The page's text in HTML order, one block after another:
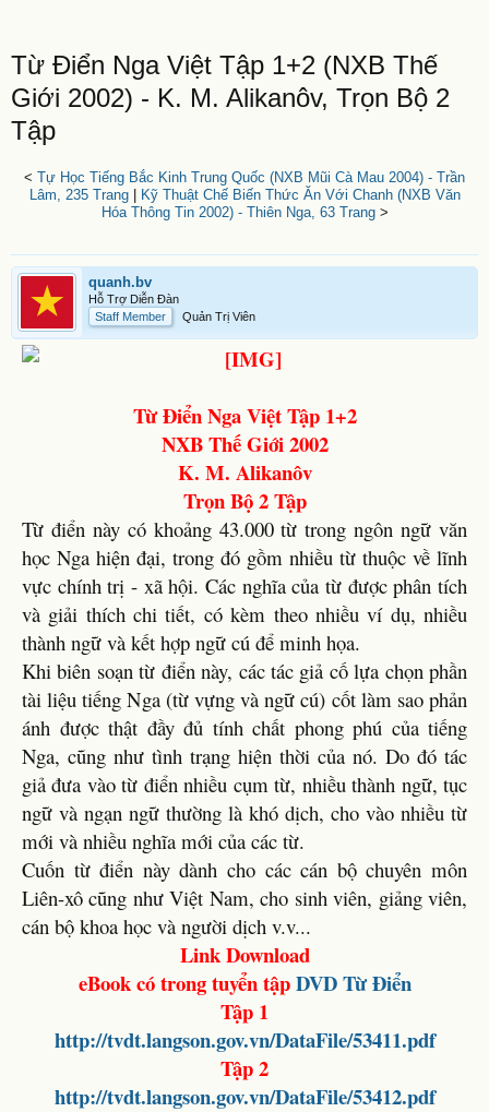
Từ Điển Nga Việt Tập 1+2 (NXB Thế
Giới 2002) - K. M. Alikanôv, Trọn Bộ 2
Tập
< Tự Học Tiếng Bắc Kinh Trung Quốc (NXB Mũi Cà Mau 2004) - Trần
Lâm, 235 Trang|
Kỹ Thuật Chế Biến Thức Ăn Với Chanh (NXB Văn
Hóa Thông Tin 2002) - Thiên Nga, 63 Trang>
quanh.bv
Hỗ Trợ Diễn Đàn
Staff Member
Quản Trị Viên
Từ Điển Nga Việt Tập 1+2
NXB Thế Giới 2002
K. M. Alikanôv
Trọn Bộ 2 Tập
Từ điển này có khoảng 43.000 từ trong ngôn ngữ văn
học Nga hiện đại, trong đó gồm nhiều từ thuộc về lĩnh
vực chính trị - xã hội. Các nghĩa của từ được phân tích
và giải thích chi tiết, có kèm theo nhiều ví dụ, nhiều
thành ngữ và kết hợp ngữ cú để minh họa.
Khi biên soạn từ điển này, các tác giả cố lựa chọn phần
tài liệu tiếng Nga (từ vựng và ngữ cú) cốt làm sao phản
ánh được thật đầy đủ tính chất phong phú của tiếng
Nga, cũng như tình trạng hiện thời của nó. Do đó tác
giả đưa vào từ điển nhiều cụm từ, nhiều thành ngữ, tục
ngữ và ngạn ngữ thường là khó dịch, cho vào nhiều từ
mới và nhiều nghĩa mới của các từ.
Cuốn từ điển này dành cho các cán bộ chuyên môn
Liên-xô cũng như Việt Nam, cho sinh viên, giảng viên,
cán bộ khoa học và người dịch v.v...
Link Download
eBook có trong tuyển tậpDVDTừ Điển
Tập 1
http://tvdt.langson.gov.vn/DataFile/53411.pdf
Tập 2
http://tvdt.langson.gov.vn/DataFile/53412.pdf